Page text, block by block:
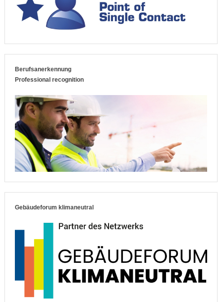
Berufsanerkennung
Professional recognition
Gebäudeforum klimaneutral